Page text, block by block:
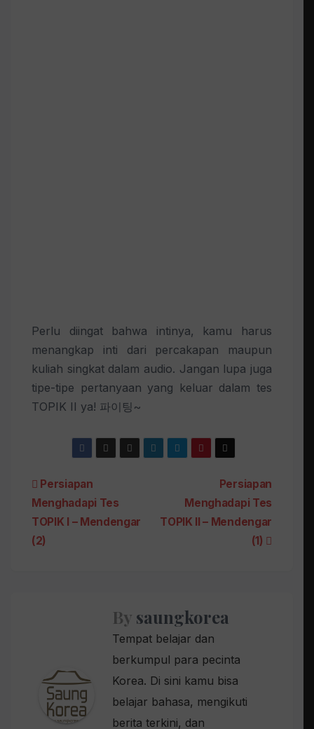
Perlu diingat bahwa intinya, kamu harus
menangkap inti dari percakapan maupun
kuliah singkat dalam audio. Jangan lupa juga
tipe-tipe pertanyaan yang keluar dalam tes
TOPIK II ya! 파이팅~
Post
navigation
Persiapan
Menghadapi Tes
TOPIK II – Mendengar
(1)
Persiapan
Menghadapi Tes
TOPIK I – Mendengar
(2)
By saungkorea
Tempat belajar dan
berkumpul para pecinta
Korea. Di sini kamu bisa
belajar bahasa, mengikuti
berita terkini, dan